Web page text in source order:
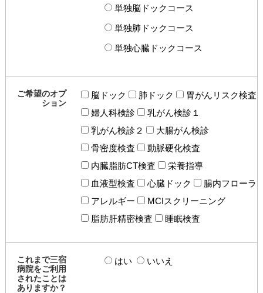
単独脳ドックコース
単独肺ドックコース
単独心臓ドックコース
ご希望のオプ
ション
脳ドック 肺ドック
胃がんリスク検査
婦人科検診
乳がん検診１
乳がん検診２
大腸がん検診
骨密度検査
動脈硬化検査
内臓脂肪CT検査
栄養指導
血液型検査
心臓ドック
腸内フローラ
アレルギー
MCIスクリーニング
脂肪肝精密検査
睡眠検査
これまで三宿
病院をご利用
されたことは
ありますか？
はい いいえ